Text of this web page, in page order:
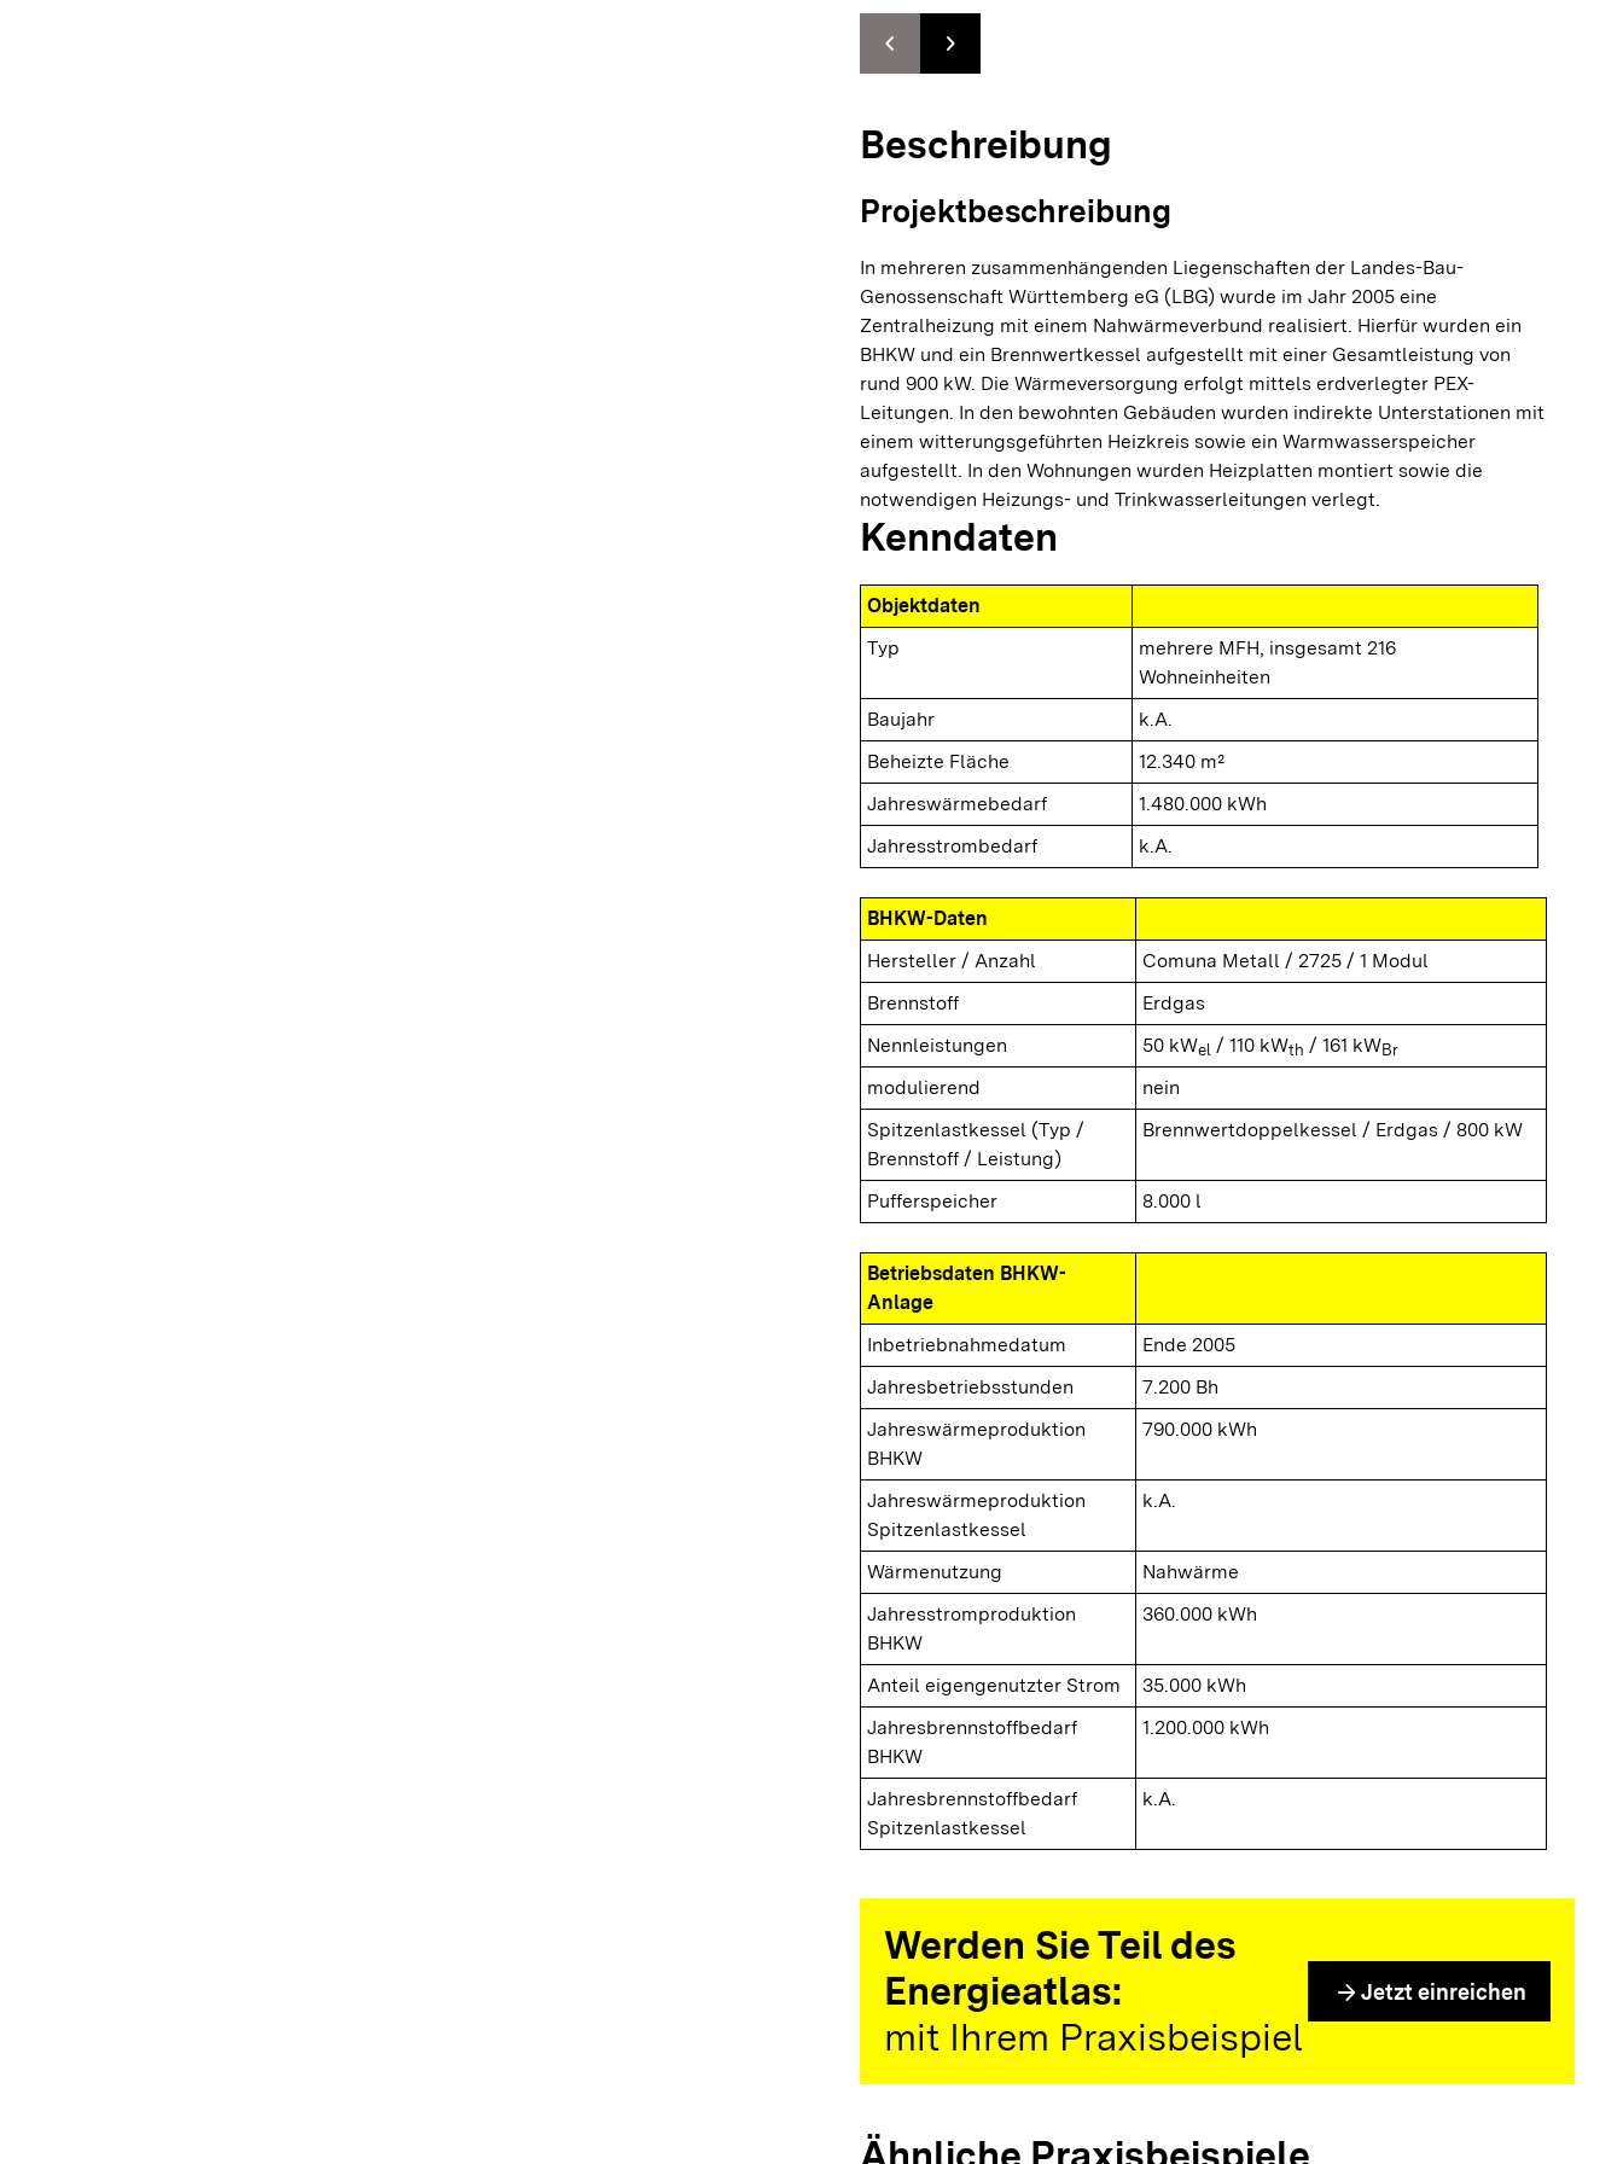
chevron_leftZur vorhergehenden Folie springen
chevron_rightZur nächsten Folie springen
Beschreibung
Projektbeschreibung
In mehreren zusammenhängenden Liegenschaften der Landes-Bau-
Genossenschaft Württemberg eG (LBG) wurde im Jahr 2005 eine
Zentralheizung mit einem Nahwärmeverbund realisiert. Hierfür wurden ein
BHKW und ein Brennwertkessel aufgestellt mit einer Gesamtleistung von
rund 900 kW. Die Wärmeversorgung erfolgt mittels erdverlegter PEX-
Leitungen. In den bewohnten Gebäuden wurden indirekte Unterstationen mit
einem witterungsgeführten Heizkreis sowie ein Warmwasserspeicher
aufgestellt. In den Wohnungen wurden Heizplatten montiert sowie die
notwendigen Heizungs- und Trinkwasserleitungen verlegt.
Kenndaten
Objektdaten
Typ
mehrere MFH, insgesamt 216
Wohneinheiten
Baujahr
k.A.
Beheizte Fläche
12.340 m²
Jahreswärmebedarf
1.480.000 kWh
Jahresstrombedarf
k.A.
BHKW-Daten
Hersteller / Anzahl
Comuna Metall / 2725 / 1 Modul
Brennstoff
Erdgas
Nennleistungen
50 kWel / 110 kWth / 161 kWBr
modulierend
nein
Spitzenlastkessel (Typ /
Brennstoff / Leistung)
Brennwertdoppelkessel / Erdgas / 800 kW
Pufferspeicher 8.000 l
Betriebsdaten BHKW-
Anlage
Inbetriebnahmedatum
Ende 2005
Jahresbetriebsstunden
7.200 Bh
Jahreswärmeproduktion
BHKW
790.000 kWh
Jahreswärmeproduktion
Spitzenlastkessel
k.A.
Wärmenutzung
Nahwärme
Jahresstromproduktion
BHKW
360.000 kWh
Anteil eigengenutzter Strom
35.000 kWh
Jahresbrennstoffbedarf
BHKW
1.200.000 kWh
Jahresbrennstoffbedarf
Spitzenlastkessel
k.A.
Werden Sie Teil des
Energieatlas:
mit Ihrem Praxisbeispiel
arrow_forward Jetzt einreichen